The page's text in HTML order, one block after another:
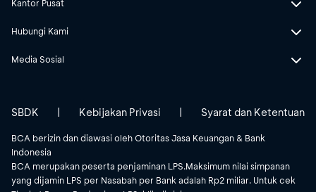
Kantor Pusat
Hubungi Kami
Media Sosial
BCA berizin dan diawasi oleh Otoritas Jasa Keuangan & Bank
Indonesia
BCA merupakan peserta penjaminan LPS.Maksimum nilai simpanan
yang dijamin LPS per Nasabah per Bank adalah Rp2 miliar. Untuk cek
SBDK | Kebijakan Privasi | Syarat dan Ketentuan